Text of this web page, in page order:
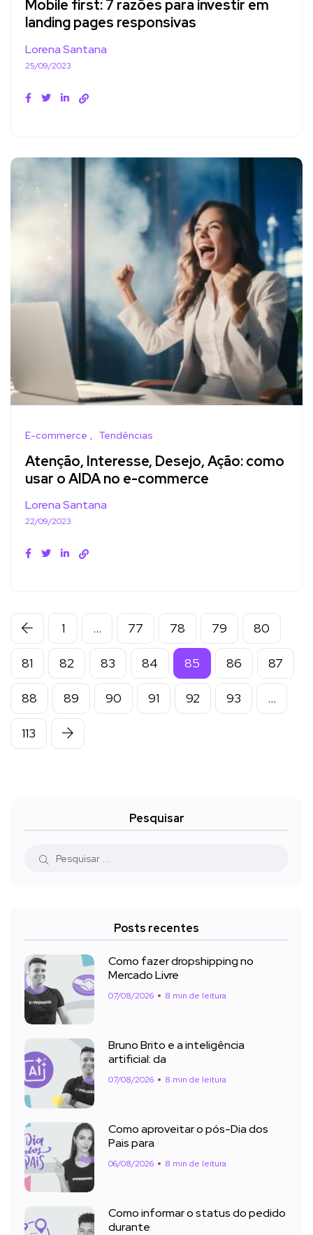
Mobile first: 7 razões para investir em
landing pages responsivas
Lorena Santana
25/09/2023
E-commerce Tendências
Atenção, Interesse, Desejo, Ação: como
usar o AIDA no e-commerce
Lorena Santana
22/09/2023
1 … 77 78 79 80
81 82 83 84 85 86 87
88 89 90 91 92 93 …
113
Pesquisar
Posts recentes
Como fazer dropshipping no
Mercado Livre
07/08/2026 8 min de leitura
Bruno Brito e a inteligência
artificial: da
07/08/2026 8 min de leitura
Como aproveitar o pós-Dia dos
Pais para
06/08/2026 8 min de leitura
Como informar o status do pedido
durante